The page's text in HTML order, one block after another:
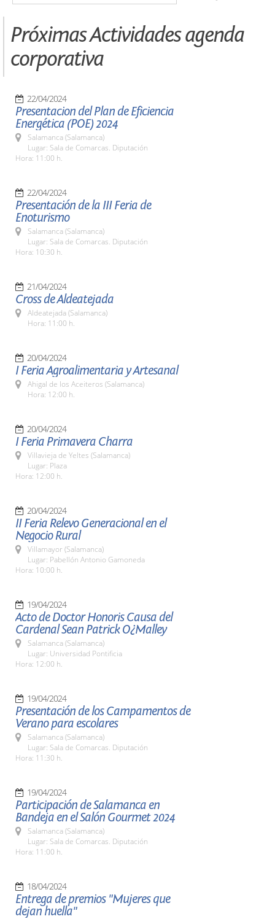
Próximas Actividades agenda
corporativa
22/04/2024
Presentacion del Plan de Eficiencia
Energética (POE) 2024
Salamanca (Salamanca)
Lugar: Sala de Comarcas. Diputación
Hora: 11:00 h.
22/04/2024
Presentación de la III Feria de
Enoturismo
Salamanca (Salamanca)
Lugar: Sala de Comarcas. Diputación
Hora: 10:30 h.
21/04/2024
Cross de Aldeatejada
Aldeatejada (Salamanca)
Hora: 11:00 h.
20/04/2024
I Feria Agroalimentaria y Artesanal
Ahigal de los Aceiteros (Salamanca)
Hora: 12:00 h.
20/04/2024
I Feria Primavera Charra
Villavieja de Yeltes (Salamanca)
Lugar: Plaza
Hora: 12:00 h.
20/04/2024
II Feria Relevo Generacional en el
Negocio Rural
Villamayor (Salamanca)
Lugar: Pabellón Antonio Gamoneda
Hora: 10:00 h.
19/04/2024
Acto de Doctor Honoris Causa del
Cardenal Sean Patrick O¿Malley
Salamanca (Salamanca)
Lugar: Universidad Pontificia
Hora: 12:00 h.
19/04/2024
Presentación de los Campamentos de
Verano para escolares
Salamanca (Salamanca)
Lugar: Sala de Comarcas. Diputación
Hora: 11:30 h.
19/04/2024
Participación de Salamanca en
Bandeja en el Salón Gourmet 2024
Salamanca (Salamanca)
Lugar: Sala de Comarcas. Diputación
Hora: 11:00 h.
18/04/2024
Entrega de premios "Mujeres que
dejan huella"